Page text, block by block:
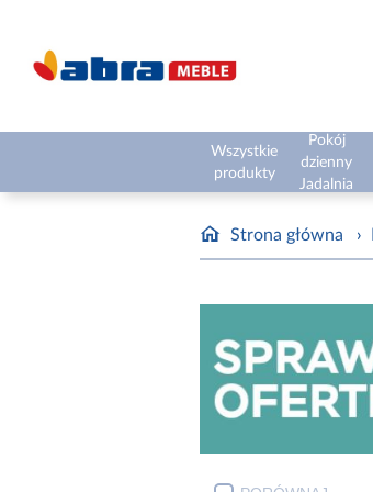
Wszystkie
produkty
Pokój
dzienny
Jadalnia
Strona główna ›